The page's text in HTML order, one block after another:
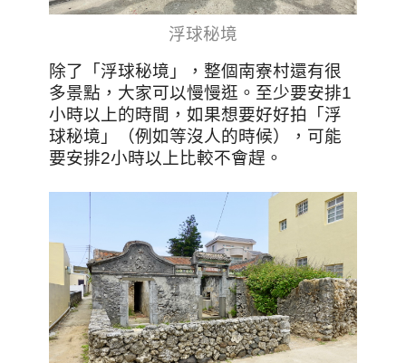
浮球秘境
除了「浮球秘境」，整個南寮村還有很
多景點，大家可以慢慢逛。至少要安排1
小時以上的時間，如果想要好好拍「浮
球秘境」（例如等沒人的時候），可能
要安排2小時以上比較不會趕。